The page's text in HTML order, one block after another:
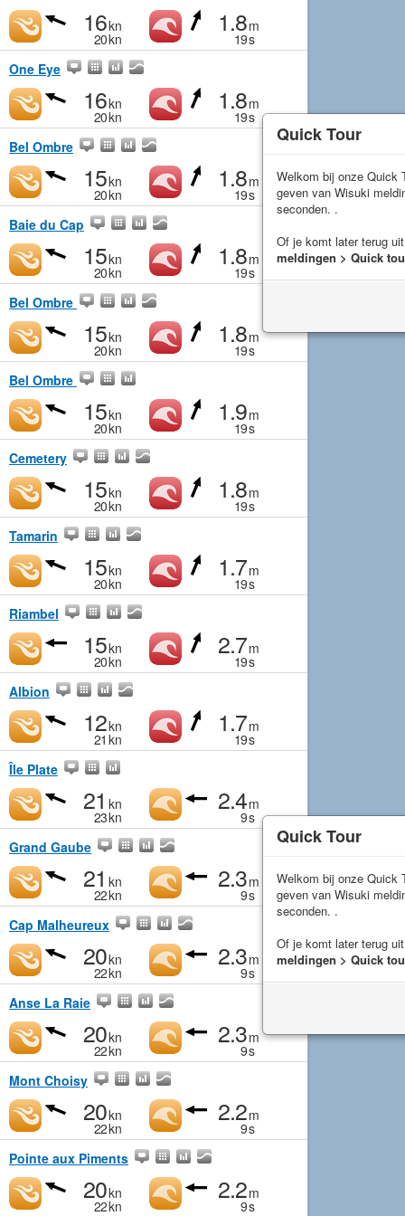
16kn
20kn
1.8m
19s
One Eye
16kn
20kn
1.8m
19s
Bel Ombre
15kn
20kn
1.8m
19s
Baie du Cap
15kn
20kn
1.8m
19s
Bel Ombre
15kn
20kn
1.8m
19s
Bel Ombre
15kn
20kn
1.9m
19s
Cemetery
15kn
20kn
1.8m
19s
Tamarin
15kn
20kn
1.7m
19s
Riambel
15kn
20kn
2.7m
19s
Albion
12kn
21 kn
1.7m
19s
Île Plate
21 kn
23kn
2.4m
9s
Grand Gaube
21 kn
22kn
2.3m
9s
Cap Malheureux
20kn
22kn
2.3m
9s
Anse La Raie
20kn
22kn
2.3m
9s
Mont Choisy
20kn
22kn
2.2m
9s
Pointe aux Piments
20kn
22kn
2.2m
9s
Quick Tour
Welkom bij onze Quick
geven van Wisuki
seconden. .
Of je komt later terug
meldingen > Quick
Quick Tour
Welkom bij onze Quick
geven van Wisuki
seconden. .
Of je komt later terug
meldingen > Quick